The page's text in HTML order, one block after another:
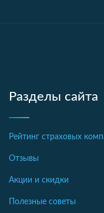
Разделы сайта
Рейтинг страховых
Отзывы
Акции и скидки
Полезные советы